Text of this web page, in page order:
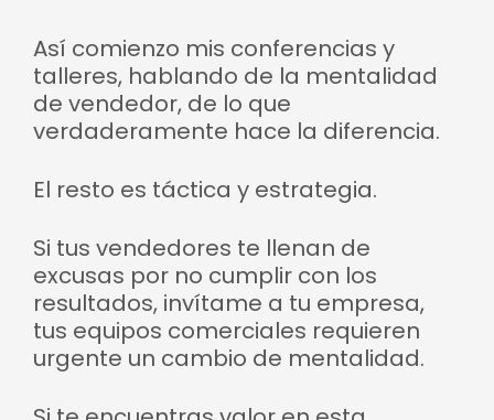
Así comienzo mis conferencias y
talleres, hablando de la mentalidad
de vendedor, de lo que
verdaderamente hace la diferencia.
El resto es táctica y estrategia.
Si tus vendedores te llenan de
excusas por no cumplir con los
resultados, invítame a tu empresa,
tus equipos comerciales requieren
urgente un cambio de mentalidad.